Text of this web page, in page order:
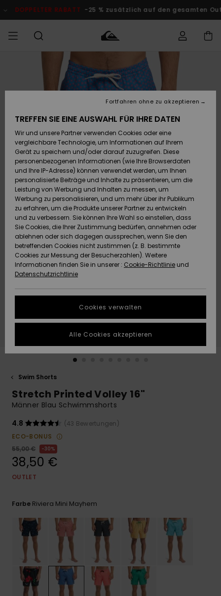
Produktinformation
DOPPELTER RABATT -25 % zusätzlich auf den gesamten
MÄNNER Kleidung
Accessoires
Schuhe&
Flip-Flops
Surf
Snow
Brandneu
Highlights
Kleidung
Accessoires
Schuhe&
Flip-Flops
Surf
Snow
Brandneu
Highlights
FRAUEN
Shop
Brandneu
Highlights
Snow
SURF
Surf Shop
Männer
Kinder
Highlights
Community
SNOW
Snow Shop
Männer
Snow Shop
Kinder
Snow Shop
Damen
Highlights
Community
DOPPELTER
RABATT
Outlet
Herren
KINDER
Outlet
Frauen
HILFE & KONTAKT
Auf meine
Bestellung
zugreifen
Retouren
Bezahlung
Geschenkkarte
Quiksilver
Freedom
Datenschutz
Starten Sie eine
um die
schnellste
Antwort auf Ihre
Finden Sie
die häufigsten
Fragen sowie
NACHHALTIGKEIT
SHOPS
QUIKSILVER APP
WUNSCHLISTE
Swim Shorts
Stretch Printed Volley 16"
Männer Blau Schwimmshorts
4.8
(43 Bewertungen)
ECO-BONUS
55,00 €
30%
38,50 €
OUTLET
Farbe Riviera Mini Mayhem
TREFFEN SIE EINE AUSWAHL FÜR IHRE DATEN
Wir und unsere Partner verwenden Cookies oder eine
vergleichbare Technologie, um Informationen auf Ihrem
Gerät zu speichern und/oder darauf zuzugreifen. Diese
personenbezogenen Informationen (wie Ihre Browserdaten
und Ihre IP-Adresse) können verwendet werden, um Ihnen
personalisierte Beiträge und Inhalte zu präsentieren, um die
Leistung von Werbung und Inhalten zu messen, um
Werbung zu personalisieren, und um mehr über ihr Publikum
zu erfahren, um die Produkte unserer Partner zu entwickeln
und zu verbessern. Sie können Ihre Wahl so einstellen, dass
Sie Cookies, die Ihrer Zustimmung bedürfen, annehmen oder
ablehnen oder sich dagegen aussprechen, wenn Sie den
betreffenden Cookies nicht zustimmen (z. B. bestimmte
Cookies zur Messung der Besucherzahlen). Weitere
Informationen finden Sie in unserer : Cookie-Richtlinie und
Datenschutzrichtlinie
Cookies verwalten
Fortfahren ohne zu akzeptieren
Alle Cookies akzeptieren